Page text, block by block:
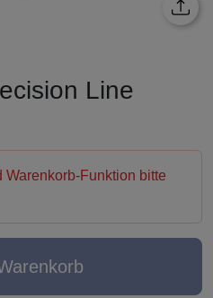
Line
Warenkorb-Funktion bitte